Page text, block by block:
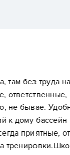
в
для
ищут